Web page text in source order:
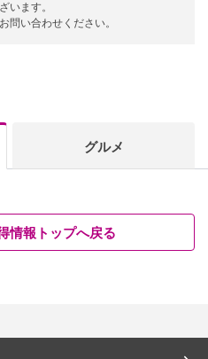
います。
問い合わせください。
グルメ
情報トップへ戻る